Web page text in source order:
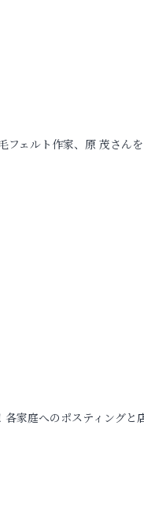
フェルト作家、原 茂さん
家庭へのポスティングと